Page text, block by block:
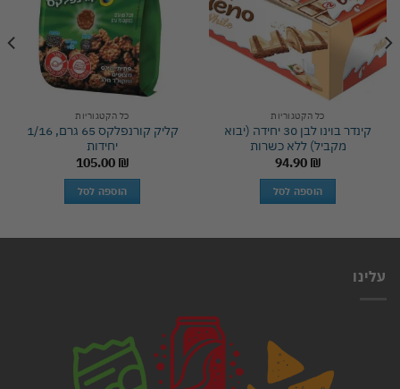
כל הקטגוריות
קינדר בוינו לבן 30 יחידה (יבוא
מקביל) ללא כשרות
94.90 ₪
הוספה לסל
כל הקטגוריות
קליק קורנפלקס 65 גרם, 1/16
יחידות
105.00 ₪
הוספה לסל
עלינו